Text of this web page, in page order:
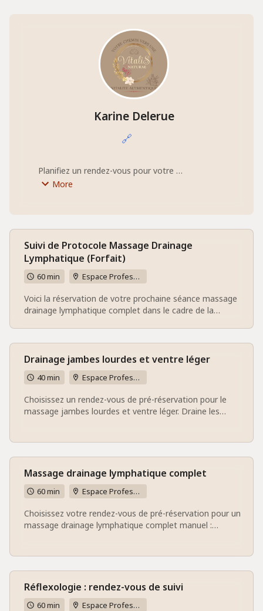
Karine Delerue
🔗
Planifiez un rendez-vous pour votre
accompagnement bien être !
More
Suivi de Protocole Massage Drainage
Lymphatique (Forfait)
60 min Espace Professionnel bien-être Vitalis Naturae - 37 rue du placeau 60730 Sainte-Geneviève
Voici la réservation de votre prochaine séance massage
drainage lymphatique complet dans le cadre de la
Drainage jambes lourdes et ventre léger
40 min Espace Professionnel bien-être Vitalis Naturae - 37 rue du placeau 60730 Sainte-Geneviève
Choisissez un rendez-vous de pré-réservation pour le
massage jambes lourdes et ventre léger. Draine les
un email contenant les conditions de réservation
définitive ainsi qu'un questionnaire à compléter et à me
retourner 48h minimum avant notre rendez-vous. A très
bientôt. Karine
Massage drainage lymphatique complet
60 min Espace Professionnel bien-être Vitalis Naturae - 37 rue du placeau 60730 Sainte-Geneviève
Choisissez votre rendez-vous de pré-réservation pour un
massage drainage lymphatique complet manuel :
et de légèreté. Sous 48h, je vous adresserai un email
contenant les conditions de réservation définitive ainsi
qu'un questionnaire à compléter et à me retourner 48h
minimum avant notre rendez-vous. A très bientôt. Karine
Réflexologie : rendez-vous de suivi
60 min Espace Professionnel bien-être Vitalis Naturae - 37 rue du placeau 60730 Sainte-Geneviève